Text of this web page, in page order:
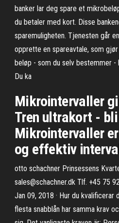
banker lar deg spare et
du betaler med kort. Disse
sparemuligheten. Tjenesten går
opprette en spareavtale, som
beløp - som du selv bestemmer -
Du ka
Mikrointervaller
Tren ultrakort -
Mikrointervaller
og effektiv
otto schachner Prinsessens
sales@schachner.dk Tlf. +45 75
Jan 09, 2018 · Hur du kvalificerar
flesta snabblån har samma krav